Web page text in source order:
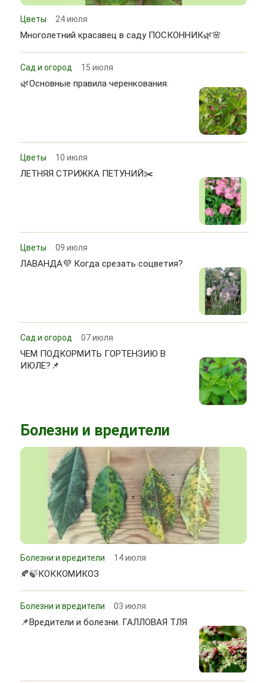
Цветы 24 июля
Многолетний красавец в саду ПОСКОННИК🌿🌸
Сад и огород 15 июля
🌿Основные правила черенкования.
Цветы 10 июля
ЛЕТНЯЯ СТРИЖКА ПЕТУНИЙ✂️
Цветы 09 июля
ЛАВАНДА💜 Когда срезать соцветия?
Сад и огород 07 июля
ЧЕМ ПОДКОРМИТЬ ГОРТЕНЗИЮ В
ИЮЛЕ?📌
Болезни и вредители
Болезни и вредители 14 июля
🍂🍃КОККОМИКОЗ
Болезни и вредители 03 июля
📌Вредители и болезни. ГАЛЛОВАЯ ТЛЯ